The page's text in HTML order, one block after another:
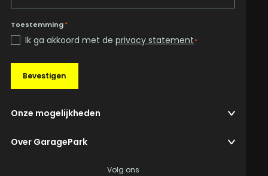
Toestemming*
Ik ga akkoord met deprivacy statement*
Bevestigen
Onze mogelijkheden
Over GaragePark
Volg ons